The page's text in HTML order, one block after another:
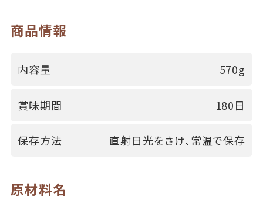
商品情報
内容量 570g
賞味期間 180日
保存方法 直射日光をさけ、常温で保存
原材料名